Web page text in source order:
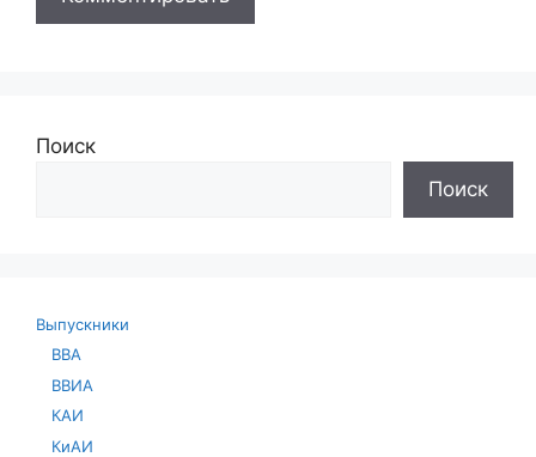
Поиск
Поиск
Выпускники
ВВА
ВВИА
КАИ
КиАИ